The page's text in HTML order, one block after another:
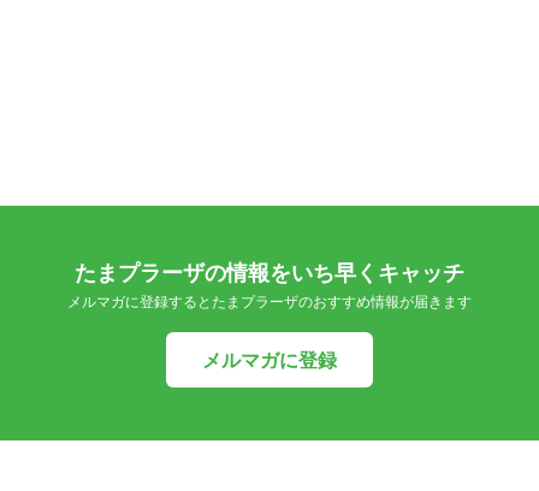
たまプラーザの情報をいち早くキャッチ
メルマガに登録するとたまプラーザのおすすめ情報が届きます
メルマガに登録